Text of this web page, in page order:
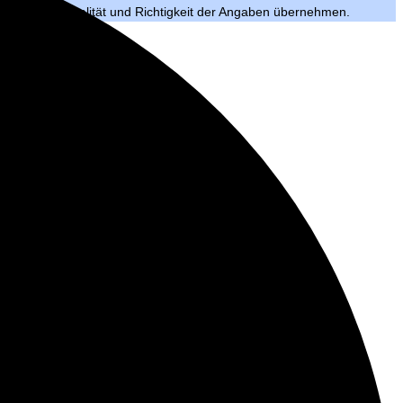
für die Aktualität und Richtigkeit der Angaben übernehmen.